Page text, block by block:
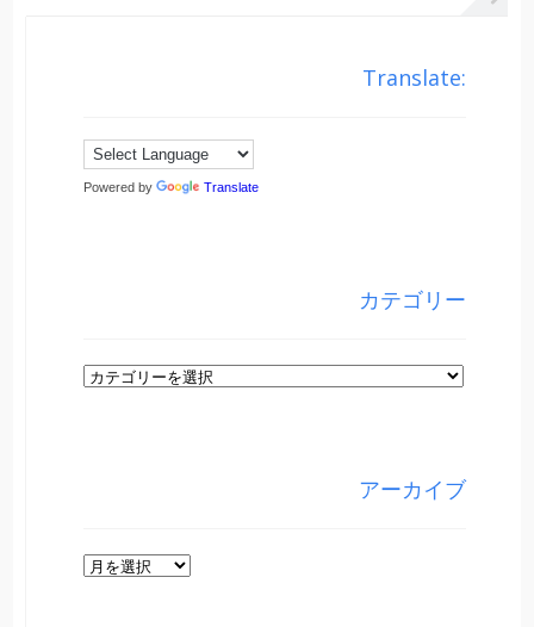
Translate:
Powered by Translate
カテゴリー
カ
アーカイブ
ア